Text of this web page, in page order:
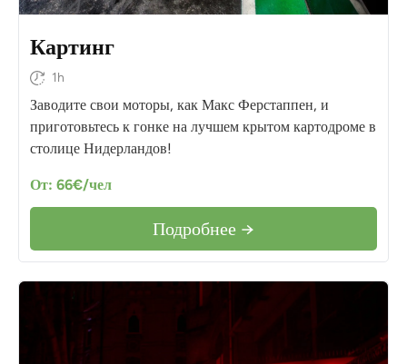
Картинг
1h
Заводите свои моторы, как Макс Ферстаппен, и
приготовьтесь к гонке на лучшем крытом картодроме в
столице Нидерландов!
От: 66€/чел
Подробнее →